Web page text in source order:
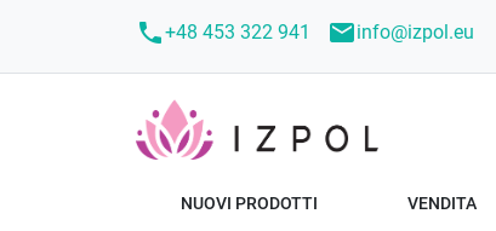
call+48 453 322 941 mailinfo@izpol.eu
NUOVI PRODOTTI VENDITA